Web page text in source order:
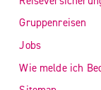
Gruppenreisen
Jobs
Wie melde ich